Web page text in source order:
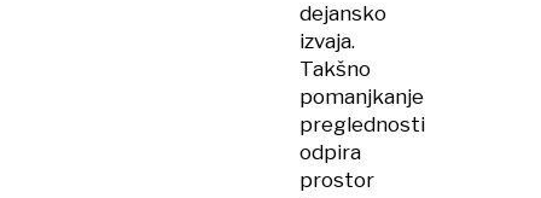
dejansko
izvaja.
Takšno
pomanjkanje
preglednosti
odpira
prostor